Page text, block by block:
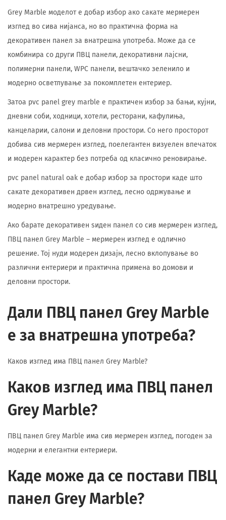
Grey Marble моделот е добар избор ако сакате мермерен
изглед во сива нијанса, но во практична форма на
декоративен панел за внатрешна употреба. Може да се
комбинира со други ПВЦ панели, декоративни лајсни,
полимерни панели, WPC панели, вештачко зеленило и
модерно осветлување за покомплетен ентериер.
Затоа pvc panel grey marble е практичен избор за бањи, кујни,
дневни соби, ходници, хотели, ресторани, кафулиња,
канцеларии, салони и деловни простори. Со него просторот
добива сив мермерен изглед, поелегантен визуелен впечаток
и модерен карактер без потреба од класично реновирање.
pvc panel natural oak е добар избор за простори каде што
сакате декоративен дрвен изглед, лесно одржување и
модерно внатрешно уредување.
Ако барате декоративен ѕиден панел со сив мермерен изглед,
ПВЦ панел Grey Marble – мермерен изглед е одлично
решение. Тој нуди модерен дизајн, лесно вклопување во
различни ентериери и практична примена во домови и
деловни простори.
Дали ПВЦ панел Grey Marble
е за внатрешна употреба?
Каков изглед има ПВЦ панел Grey Marble?
Каков изглед има ПВЦ панел
Grey Marble?
ПВЦ панел Grey Marble има сив мермерен изглед, погоден за
модерни и елегантни ентериери.
Каде може да се постави ПВЦ
панел Grey Marble?